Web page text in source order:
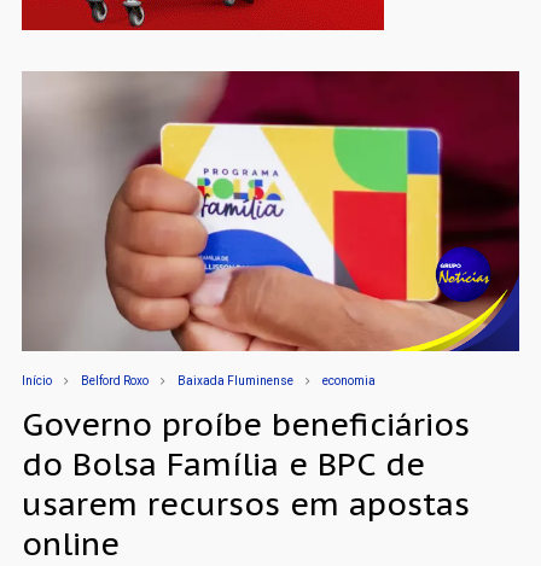
Início Belford Roxo Baixada Fluminense economia
Governo proíbe beneficiários
do Bolsa Família e BPC de
usarem recursos em apostas
online